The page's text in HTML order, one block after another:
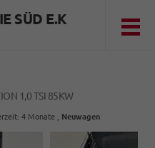
SÜD E.K
1,0 TSI 85KW
4 Monate Neuwagen